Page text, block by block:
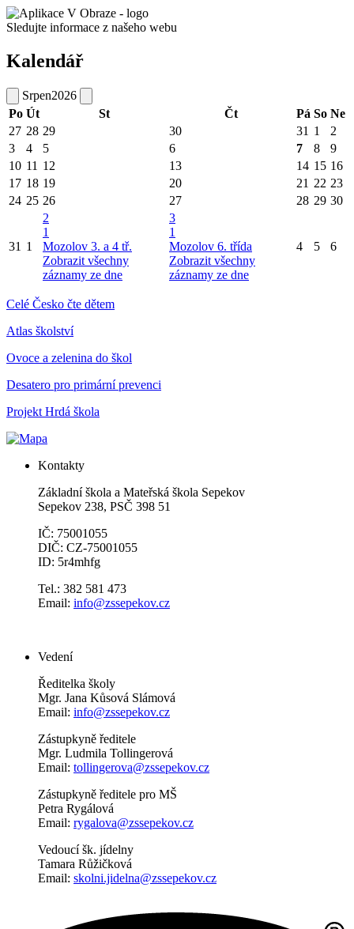
Sledujte informace z našeho webu
Kalendář
Srpen2026
Po Út St Čt Pá So Ne
27 28 29 30 31 1
2
3
4 5 6 7 8
9
10 11 12 13 14 15 16
17 18 19 20 21 22 23
24 25 26 27 28 29 30
31 1
2
1
Mozolov 3. a 4 tř.
Zobrazit všechny
záznamy ze dne
3
1
Mozolov 6. třída
Zobrazit všechny
záznamy ze dne
4 5 6
Celé Česko čte dětem
Atlas školství
Ovoce a zelenina do škol
Desatero pro primární prevenci
Projekt Hrdá škola
Kontakty
Základní škola a Mateřská škola Sepekov
Sepekov 238, PSČ 398 51
IČ: 75001055
DIČ: CZ-75001055
ID: 5r4mhfg
Tel.: 382 581 473
Email: info@zssepekov.cz
Vedení
Ředitelka školy
Mgr. Jana Kůsová Slámová
Email: info@zssepekov.cz
Zástupkyně ředitele
Mgr. Ludmila Tollingerová
Email: tollingerova@zssepekov.cz
Zástupkyně ředitele pro MŠ
Petra Rygálová
Email: rygalova@zssepekov.cz
Vedoucí šk. jídelny
Tamara Růžičková
Email: skolni.jidelna@zssepekov.cz